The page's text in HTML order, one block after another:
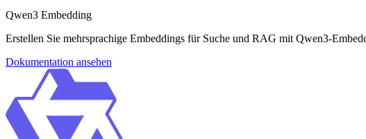
Qwen3 Embedding
Erstellen Sie mehrsprachige Embeddings für Suche und RAG mit Qwen3-
Dokumentation ansehen